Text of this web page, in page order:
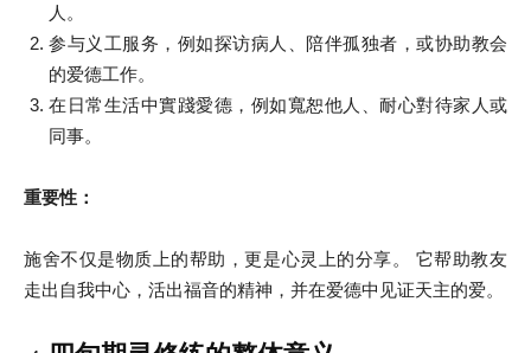
人。
参与义工服务，例如探访病人、陪伴孤独者，或协助教会
的爱德工作。
在日常生活中實踐愛德，例如寬恕他人、耐心對待家人或
同事。
重要性：
施舍不仅是物质上的帮助，更是心灵上的分享。 它帮助教友
走出自我中心，活出福音的精神，并在爱德中见证天主的爱。